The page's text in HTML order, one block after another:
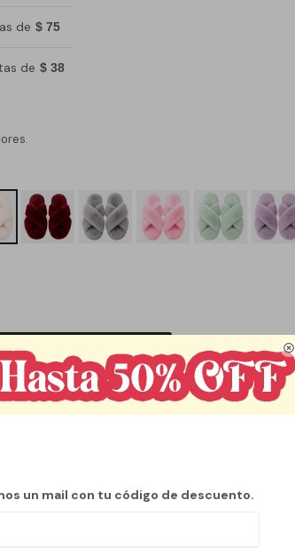

un mail con tu código de descuento.
de $ 75
de $ 38
COMPRAR